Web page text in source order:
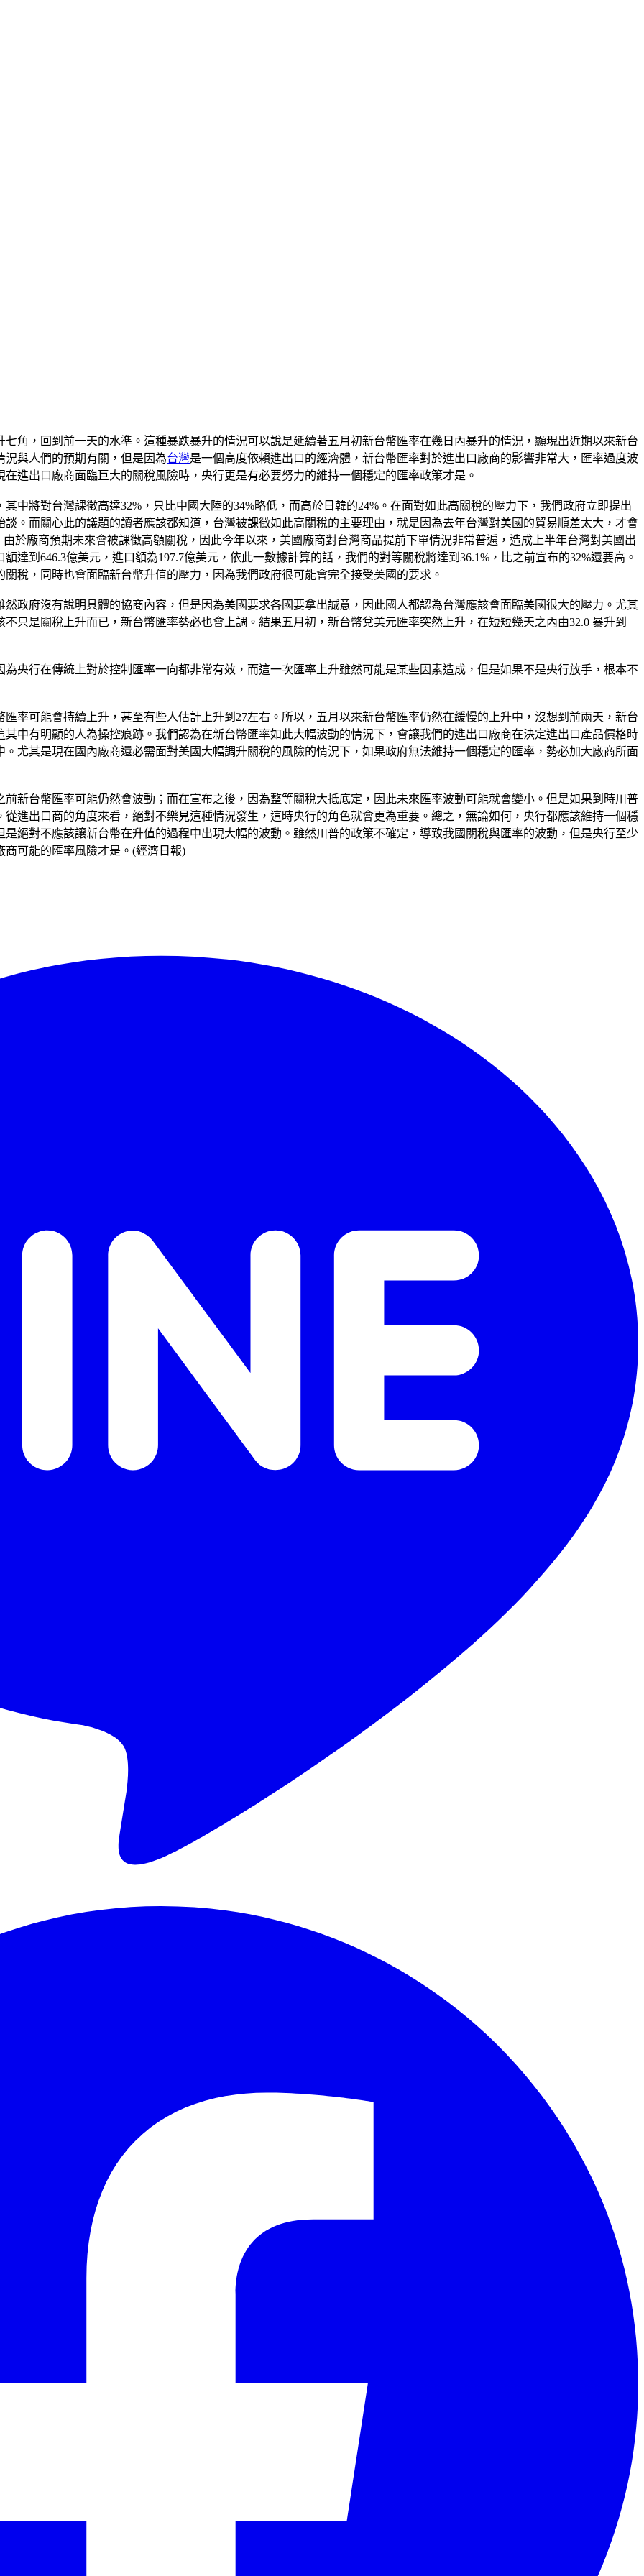
角，回到前一天的水準。這種暴跌暴升的情況可以說是延續著五月初新台幣匯率在幾日內暴升的情況，顯現出近期以來新台
與人們的預期有關，但是因為台灣是一個高度依賴進出口的經濟體，新台幣匯率對於進出口廠商的影響非常大，匯率過度波
進出口廠商面臨巨大的關稅風險時，央行更是有必要努力的維持一個穩定的匯率政策才是。
中將對台灣課徵高達32%，只比中國大陸的34%略低，而高於日韓的24%。在面對如此高關稅的壓力下，我們政府立即提出
。而關心此的議題的讀者應該都知道，台灣被課徵如此高關稅的主要理由，就是因為去年台灣對美國的貿易順差太大，才會
於廠商預期未來會被課徵高額關稅，因此今年以來，美國廠商對台灣商品提前下單情況非常普遍，造成上半年台灣對美國出
達到646.3億美元，進口額為197.7億美元，依此一數據計算的話，我們的對等關稅將達到36.1%，比之前宣布的32%還要高。
稅，同時也會面臨新台幣升值的壓力，因為我們政府很可能會完全接受美國的要求。
政府沒有說明具體的協商內容，但是因為美國要求各國要拿出誠意，因此國人都認為台灣應該會面臨美國很大的壓力。尤其
只是關稅上升而已，新台幣匯率勢必也會上調。結果五月初，新台幣兌美元匯率突然上升，在短短幾天之內由32.0 暴升到
央行在傳統上對於控制匯率一向都非常有效，而這一次匯率上升雖然可能是某些因素造成，但是如果不是央行放手，根本不
率可能會持續上升，甚至有些人估計上升到27左右。所以，五月以來新台幣匯率仍然在緩慢的上升中，沒想到前兩天，新台
中有明顯的人為操控痕跡。我們認為在新台幣匯率如此大幅波動的情況下，會讓我們的進出口廠商在決定進出口產品價格時
尤其是現在國內廠商還必需面對美國大幅調升關稅的風險的情況下，如果政府無法維持一個穩定的匯率，勢必加大廠商所面
新台幣匯率可能仍然會波動；而在宣布之後，因為整等關稅大抵底定，因此未來匯率波動可能就會變小。但是如果到時川普
進出口商的角度來看，絕對不樂見這種情況發生，這時央行的角色就會更為重要。總之，無論如何，央行都應該維持一個穩
絕對不應該讓新台幣在升值的過程中出現大幅的波動。雖然川普的政策不確定，導致我國關稅與匯率的波動，但是央行至少
可能的匯率風險才是。(經濟日報)